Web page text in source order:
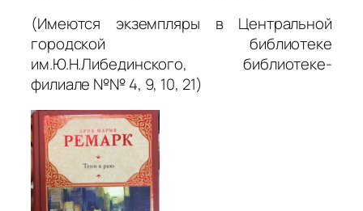
(Имеются экземпляры в Центральной
городской библиотеке
им.Ю.Н.Либединского, библиотеке-
филиале №№ 4, 9, 10, 21)